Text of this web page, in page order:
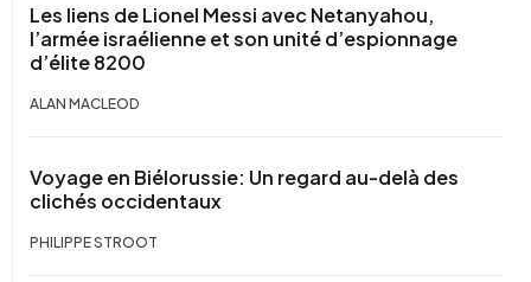
Les liens de Lionel Messi avec Netanyahou,
l’armée israélienne et son unité d’espionnage
d’élite 8200
ALAN MACLEOD
Voyage en Biélorussie: Un regard au-delà des
clichés occidentaux
PHILIPPE STROOT